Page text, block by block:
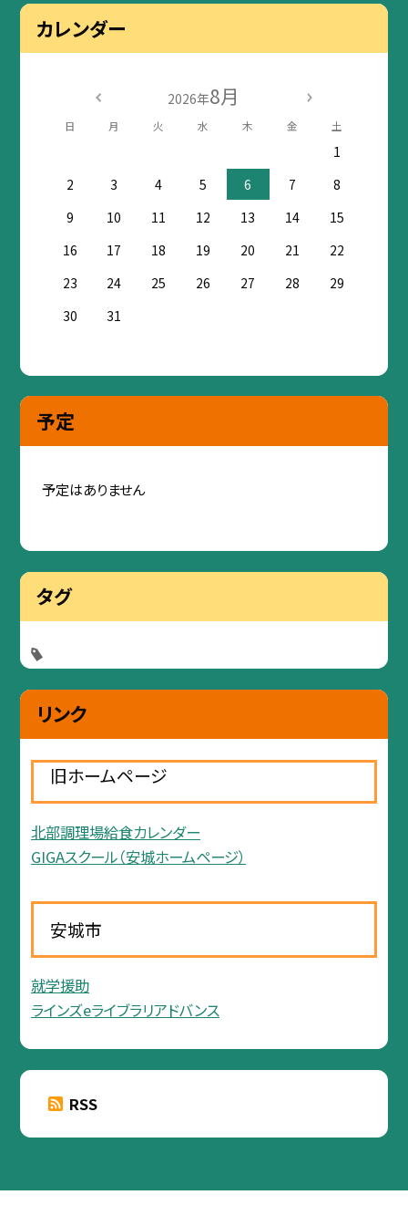
カレンダー
2026年8月
日 月 火 水 木 金 土
1
2
3 4 5 6 7
8
9
10 11 12 13 14
15
16
17 18 19 20 21
22
23
24 25 26 27 28
29
30
31
予定
予定はありません
タグ
リンク
旧ホームページ
北部調理場給食カレンダー
GIGAスクール（安城ホームページ）
安城市
就学援助
ラインズeライブラリアドバンス
RSS